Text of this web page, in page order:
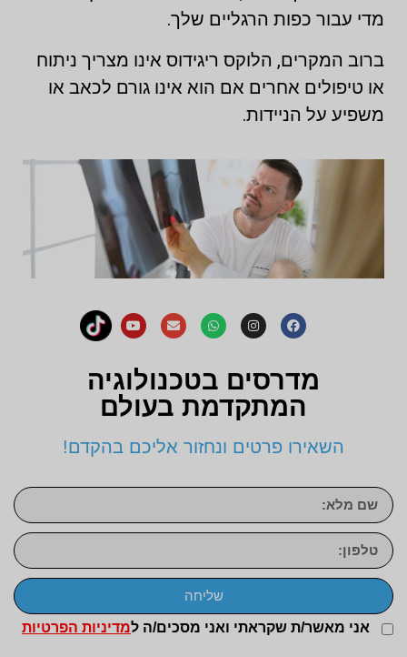
מדי עבור כפות הרגליים שלך.
ברוב המקרים, הלוקס ריגידוס אינו מצריך ניתוח
או טיפולים אחרים אם הוא אינו גורם לכאב או
משפיע על הניידות.
מדרסים בטכנולוגיה
המתקדמת בעולם
השאירו פרטים ונחזור אליכם בהקדם!
אני מאשר/ת שקראתי ואני מסכים/ה למדיניות הפרטיות
שליחה